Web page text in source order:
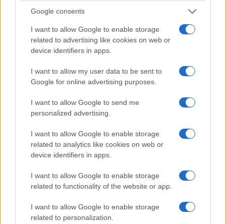
Google consents
I want to allow Google to enable storage
related to advertising like cookies on web or
device identifiers in apps.
I want to allow my user data to be sent to
Google for online advertising purposes.
I want to allow Google to send me
personalized advertising.
I want to allow Google to enable storage
related to analytics like cookies on web or
device identifiers in apps.
I want to allow Google to enable storage
related to functionality of the website or app.
I want to allow Google to enable storage
related to personalization.